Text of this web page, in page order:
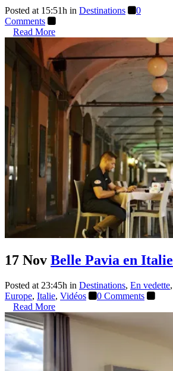
Posted at 15:51h in Destinations
0
Comments
Read More
17 Nov Belle Pavia en Italie
Posted at 23:45h in Destinations, En vedette,
Europe, Italie, Vidéos
0 Comments
Read More